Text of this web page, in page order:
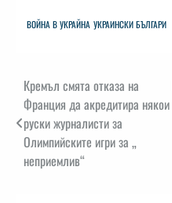
ВОЙНА В УКРАЙНА УКРАИНСКИ БЪЛГАРИ
Навигация
Кремъл смята отказа на
Франция да акредитира някои
руски журналисти за
Олимпийските игри за „
неприемлив“